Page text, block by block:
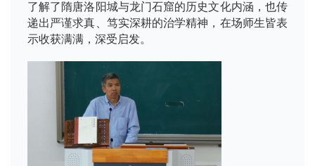
了解了隋唐洛阳城与龙门石窟的历史文化内涵，也传
递出严谨求真、笃实深耕的治学精神，在场师生皆表
示收获满满，深受启发。